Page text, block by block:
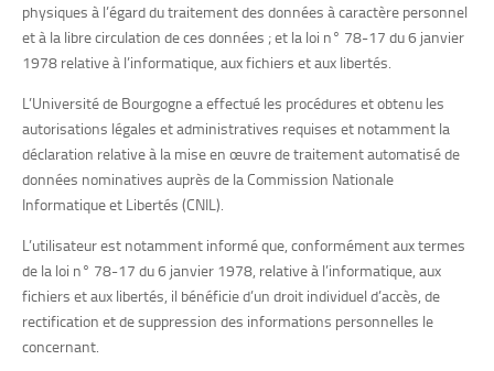
physiques à l’égard du traitement des données à caractère personnel
et à la libre circulation de ces données ; et la loi n° 78-17 du 6 janvier
1978 relative à l’informatique, aux fichiers et aux libertés.
L’Université de Bourgogne a effectué les procédures et obtenu les
autorisations légales et administratives requises et notamment la
déclaration relative à la mise en œuvre de traitement automatisé de
données nominatives auprès de la Commission Nationale
Informatique et Libertés (CNIL).
L’utilisateur est notamment informé que, conformément aux termes
de la loi n° 78-17 du 6 janvier 1978, relative à l’informatique, aux
fichiers et aux libertés, il bénéficie d’un droit individuel d’accès, de
rectification et de suppression des informations personnelles le
concernant.